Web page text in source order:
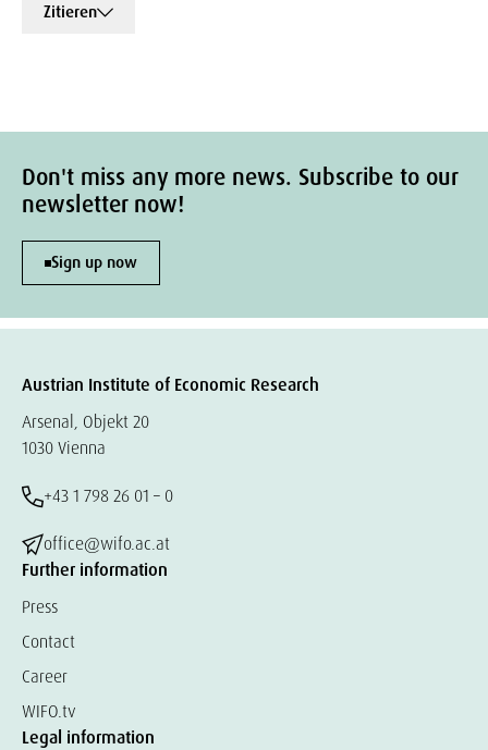
Zitieren
Don't miss any more news. Subscribe to our
newsletter now!
Sign up now
Austrian Institute of Economic Research
Arsenal, Objekt 20
1030 Vienna
+43 1 798 26 01 – 0
office@wifo.ac.at
Further information
Press
Contact
Career
WIFO.tv
Legal information